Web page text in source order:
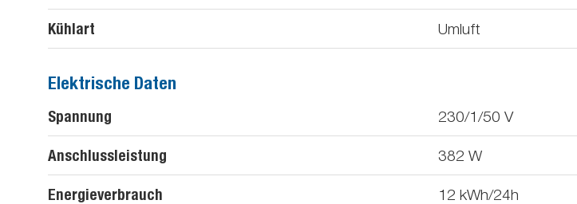
Kühlart Umluft
Elektrische Daten
Spannung 230/1/50 V
Anschlussleistung 382 W
Energieverbrauch 12 kWh/24h